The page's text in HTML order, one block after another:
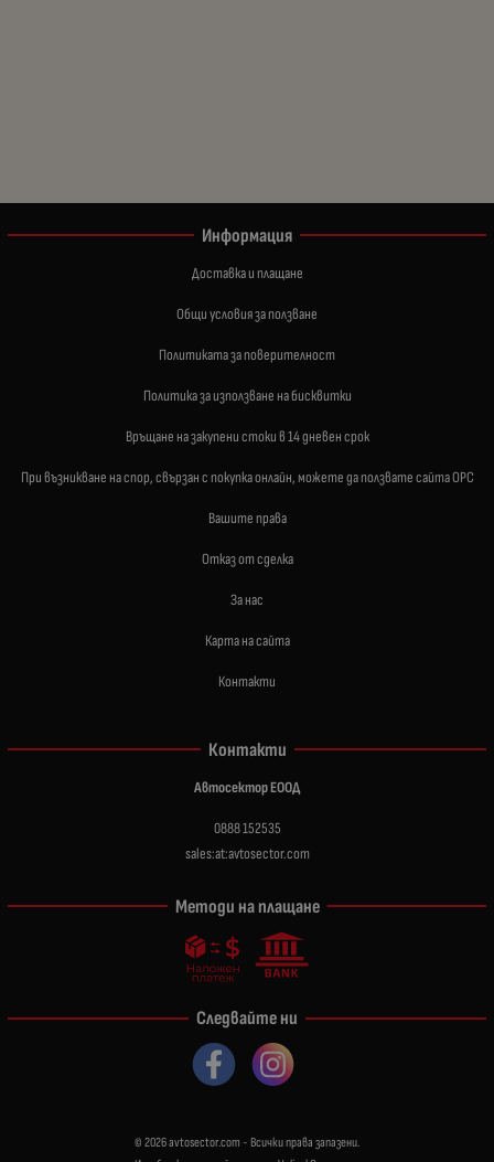
Информация
Доставка и плащане
Общи условия за ползване
Политиката за поверителност
Политика за използване на бисквитки
Връщане на закупени стоки в 14 дневен срок
При възникване на спор, свързан с покупка онлайн, можете да ползвате сайта ОРС
Вашите права
Отказ от сделка
За нас
Карта на сайта
Контакти
Контакти
Автосектор ЕООД
0888 152535
sales:at:avtosector.com
Методи на плащане
Следвайте ни
© 2026avtosector.com - Всички права запазени.